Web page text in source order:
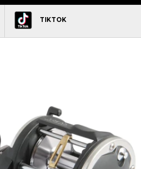
TIKTOK